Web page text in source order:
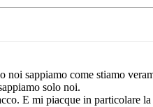
sappiamo come stiamo
solo noi.
E mi piacque in particolare